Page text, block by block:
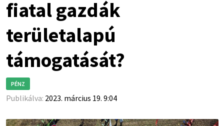
fiatal gazdák
területalapú
támogatását?
PÉNZ
Publikálva: 2023. március 19. 9:04